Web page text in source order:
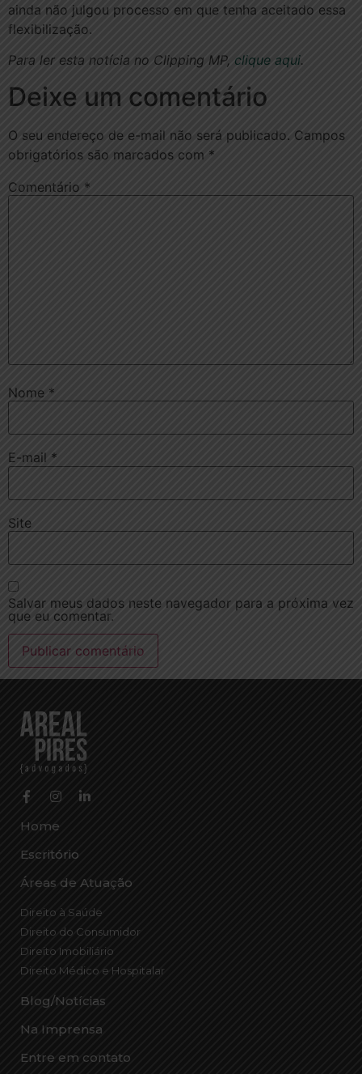
ainda não julgou processo em que tenha aceitado essa
flexibilização.
Para ler esta notícia no Clipping MP, clique aqui.
Deixe um comentário
O seu endereço de e-mail não será publicado. Campos
obrigatórios são marcados com *
Comentário *
Nome *
E-mail *
Site
Salvar meus dados neste navegador para a próxima vez
que eu comentar.
Home
Escritório
Áreas de Atuação
Direito à Saúde
Direito do Consumidor
Direito Imobiliário
Direito Médico e Hospitalar
Blog/Notícias
Na Imprensa
Entre em contato